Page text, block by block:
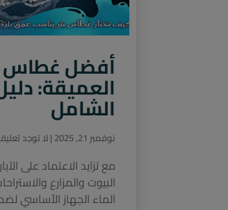
أفضل غطاس
العميقة:
الشامل
نوفمبر 21, 2025 لا توجد
مع تزايد الاعتماد على
البيوت والمزارع
الماء الجهاز الأساسي